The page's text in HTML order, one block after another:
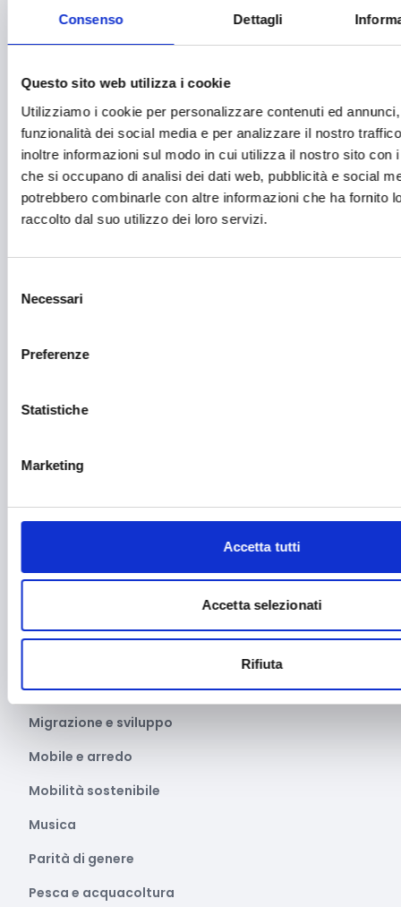
Consenso Dettagli
Questo sito web utilizza i cookie
Utilizziamo i cookie per personalizzare contenuti ed
funzionalità dei social media e per analizzare il nostro
inoltre informazioni sul modo in cui utilizza il nostro sito con
che si occupano di analisi dei dati web, pubblicità e social
potrebbero combinarle con altre informazioni che ha fornito
raccolto dal suo utilizzo dei loro servizi.
delNecessari
Preferenze
Statistiche
Marketing
Accetta tutti
Accetta selezionati
Rifiuta
Festival e mostre
Fiere ed eventi
Formazione e lavoro
Gastronomia
Giustizia e sicurezza
Inclusione Sociale e Solidarietà
Intelligenza Artificiale
Manifatturiero
Manifestazioni Sportive
Media e informazione
Migrazione e sviluppo
Mobile e arredo
Mobilità sostenibile
Musica
Parità di genere
Pesca e acquacoltura